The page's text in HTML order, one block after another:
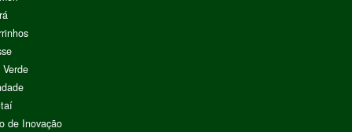
de Inovação